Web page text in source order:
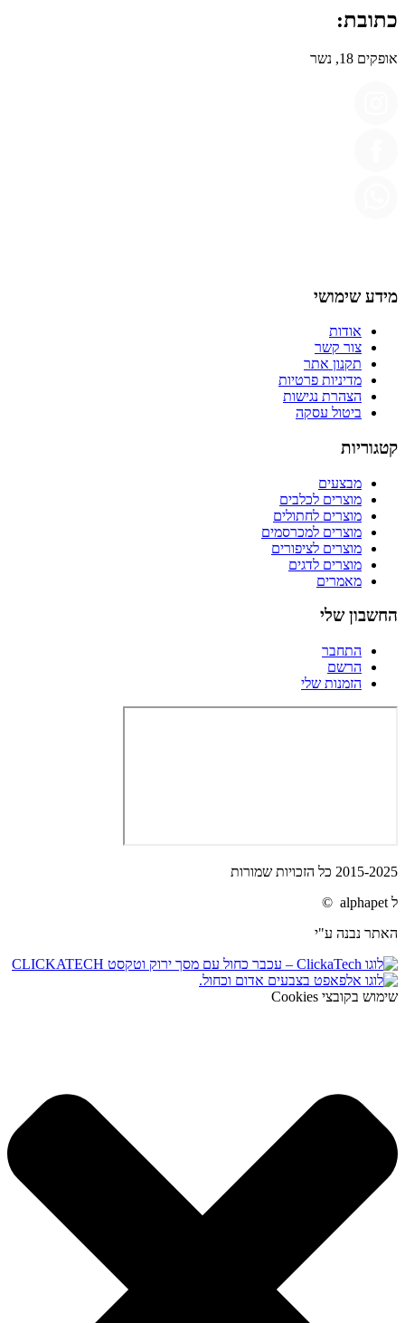
כתובת:
אופקים 18, נשר
מידע שימושי
אודות
צור קשר
תקנון אתר
מדיניות פרטיות
הצהרת נגישות
ביטול עסקה
קטגוריות
מבצעים
מוצרים לכלבים
מוצרים לחתולים
מוצרים למכרסמים
מוצרים לציפורים
מוצרים לדגים
מאמרים
החשבון שלי
התחבר
הרשם
הזמנות שלי
2015-2025 כל הזכויות שמורות
ל alphapet ©
האתר נבנה ע"י
שימוש בקובצי Cookies